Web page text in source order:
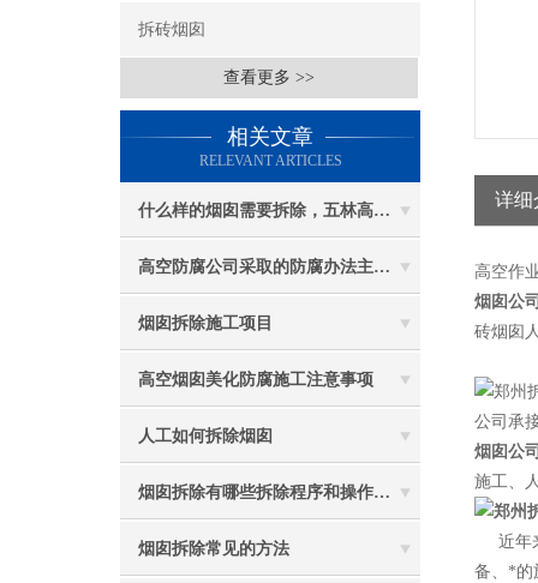
拆砖烟囱
查看更多 >>
相关文章
RELEVANT ARTICLES
什么样的烟囱需要拆除，五林高空烟囱拆除讲与你听
高空防腐公司采取的防腐办法主要有哪些？
烟囱拆除施工项目
高空烟囱美化防腐施工注意事项
人工如何拆除烟囱
烟囱拆除有哪些拆除程序和操作规定
烟囱拆除常见的方法
详细
高空作
烟囱公
砖烟囱
公司承
烟囱公
施工、
近年
备、*的